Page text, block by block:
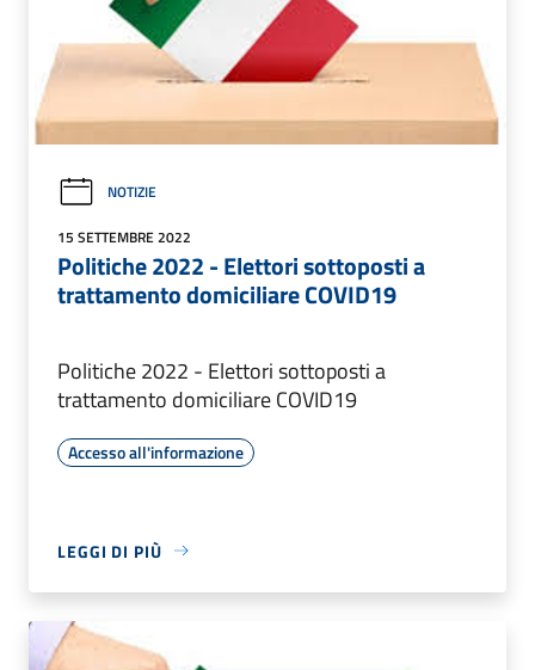
NOTIZIE
15 SETTEMBRE 2022
Politiche 2022 - Elettori sottoposti a
trattamento domiciliare COVID19
Politiche 2022 - Elettori sottoposti a
trattamento domiciliare COVID19
Accesso all'informazione
LEGGI DI PIÙ